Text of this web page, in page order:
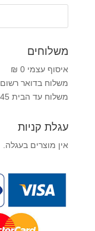
משלוחים
איסוף עצמי 0 ₪
משלוח בדואר רשום 25 ₪
משלוח עד הבית 45 ₪
עגלת קניות
אין מוצרים בעגלה.